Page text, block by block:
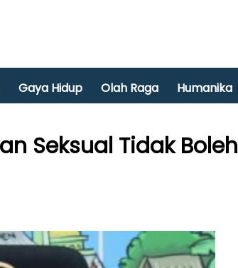
Gaya Hidup Olah Raga Humanika
Seksual Tidak Boleh